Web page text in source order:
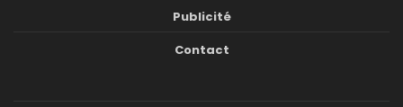
Publicité
Contact